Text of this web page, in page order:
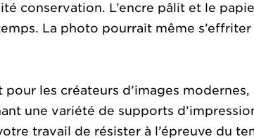
conservation. L’encre pâlit et le
La photo pourrait même s’effriter
pour les créateurs d’images modernes,
une variété de supports
travail de résister à l’épreuve du